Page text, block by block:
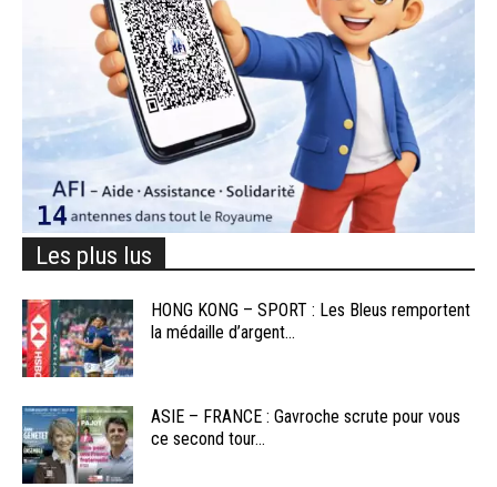
Les plus lus
HONG KONG – SPORT : Les Bleus remportent
la médaille d’argent...
ASIE – FRANCE : Gavroche scrute pour vous
ce second tour...